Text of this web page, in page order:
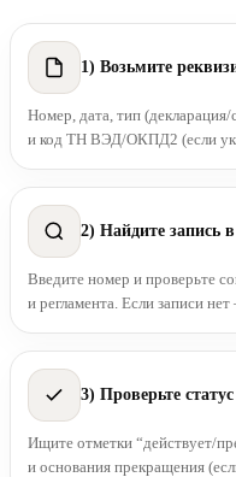
1) Возьмите
Номер, дата, тип (декларация/
и код ТН ВЭД/ОКПД2 (если
2) Найдите запись в
Введите номер и проверьте
и регламента. Если записи
3) Проверьте
Ищите отметки “действует/
и основания прекращения